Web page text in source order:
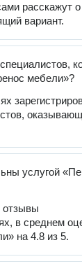
расскажут
вариант.
мебели»?
услугой
отзывы
в среднем
на 4.8 из 5.